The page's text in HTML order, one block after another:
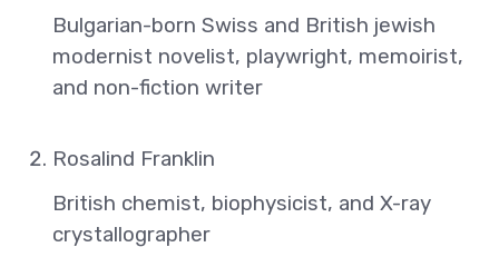
Bulgarian-born Swiss and British jewish
modernist novelist, playwright, memoirist,
and non-fiction writer
Rosalind Franklin
British chemist, biophysicist, and X-ray
crystallographer